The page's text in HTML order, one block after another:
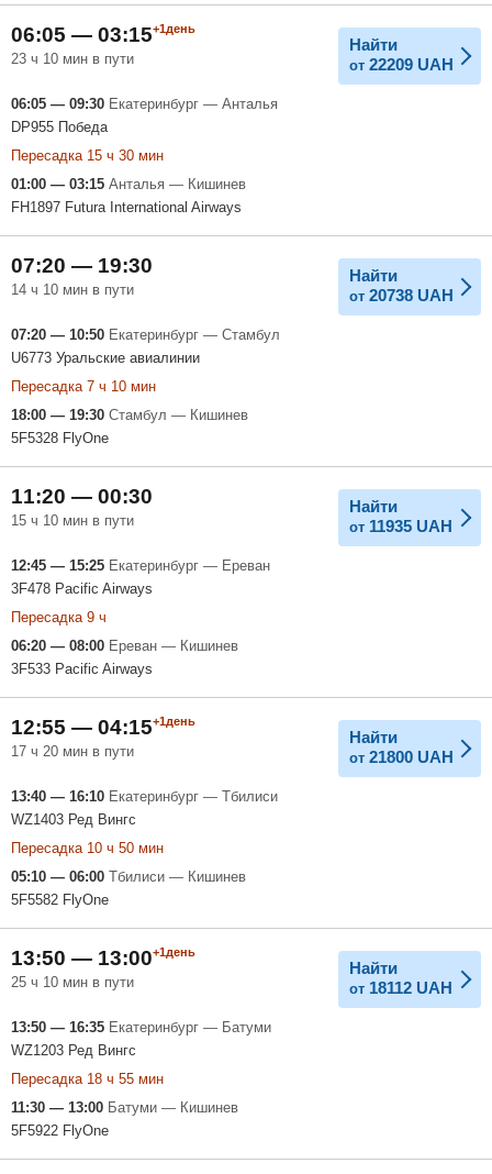
06:05 — 03:15+1день
23 ч 10 мин в пути
Найти
от 22209 UAH
06:05 — 09:30 Екатеринбург — Анталья
DP955 Победа
Пересадка 15 ч 30 мин
01:00 — 03:15 Анталья — Кишинев
FH1897 Futura International Airways
07:20 — 19:30
14 ч 10 мин в пути
Найти
от 20738 UAH
07:20 — 10:50 Екатеринбург — Стамбул
U6773 Уральские авиалинии
Пересадка 7 ч 10 мин
18:00 — 19:30 Стамбул — Кишинев
5F5328 FlyOne
11:20 — 00:30
15 ч 10 мин в пути
Найти
от 11935 UAH
12:45 — 15:25 Екатеринбург — Ереван
3F478 Pacific Airways
Пересадка 9 ч
06:20 — 08:00 Ереван — Кишинев
3F533 Pacific Airways
12:55 — 04:15+1день
17 ч 20 мин в пути
Найти
от 21800 UAH
13:40 — 16:10 Екатеринбург — Тбилиси
WZ1403 Ред Вингс
Пересадка 10 ч 50 мин
05:10 — 06:00 Тбилиси — Кишинев
5F5582 FlyOne
13:50 — 13:00+1день
25 ч 10 мин в пути
Найти
от 18112 UAH
13:50 — 16:35 Екатеринбург — Батуми
WZ1203 Ред Вингс
Пересадка 18 ч 55 мин
11:30 — 13:00 Батуми — Кишинев
5F5922 FlyOne